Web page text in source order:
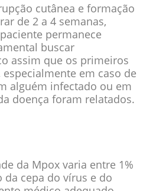
cutânea e formação
de 2 a 4 semanas,
permanece
buscar
assim que os primeiros
em caso de
alguém infectado ou em
doença foram relatados.
da Mpox varia entre 1%
da cepa do vírus e do